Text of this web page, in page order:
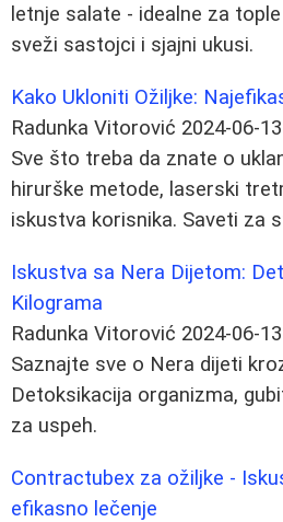
letnje salate - idealne za
sveži sastojci i sjajni ukusi.
Kako Ukloniti Ožiljke:
Radunka Vitorović 2024-06-13
Sve što treba da znate o
hirurške metode, laserski
iskustva korisnika. Saveti za
Iskustva sa Nera Dijetom:
Kilograma
Radunka Vitorović 2024-06-13
Saznajte sve o Nera dijeti
Detoksikacija organizma,
za uspeh.
Contractubex za ožiljke -
efikasno lečenje